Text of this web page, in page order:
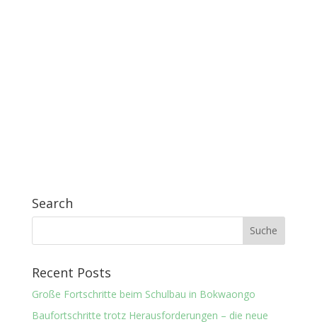
Search
Recent Posts
Große Fortschritte beim Schulbau in Bokwaongo
Baufortschritte trotz Herausforderungen – die neue